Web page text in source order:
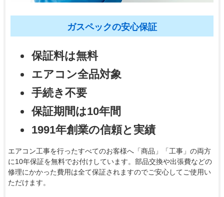
ガスペックの安心保証
保証料は無料
エアコン全品対象
手続き不要
保証期間は10年間
1991年創業の信頼と実績
エアコン工事を行ったすべてのお客様へ「商品」「工事」の両方
に10年保証を無料でお付けしています。部品交換や出張費などの
修理にかかった費用は全て保証されますのでご安心してご使用い
ただけます。